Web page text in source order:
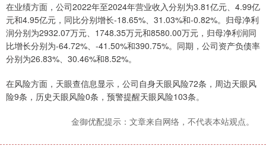
在业绩方面，公司2022年至2024年营业收入分别为3.81亿元、4.99亿
元和4.95亿元，同比分别增长-18.65%、31.03%和-0.82%。归母净利
润分别为2932.07万元、1748.35万元和8580.00万元，归母净利润同
比增长分别为-64.72%、-41.50%和390.75%。同期，公司资产负债率
分别为26.83%、30.46%和8.52%。
在风险方面，天眼查信息显示，公司自身天眼风险72条，周边天眼风
险9条，历史天眼风险0条，预警提醒天眼风险103条。
金御优配提示：文章来自网络，不代表本站观点。